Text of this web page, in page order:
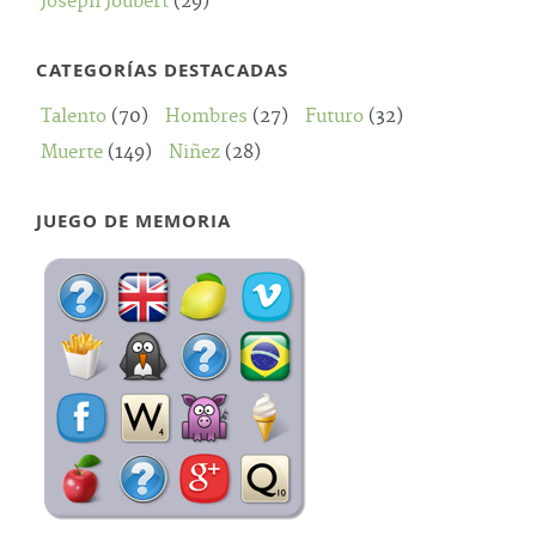
CATEGORÍAS DESTACADAS
Talento (70) Hombres (27) Futuro (32)
Muerte (149) Niñez (28)
JUEGO DE MEMORIA